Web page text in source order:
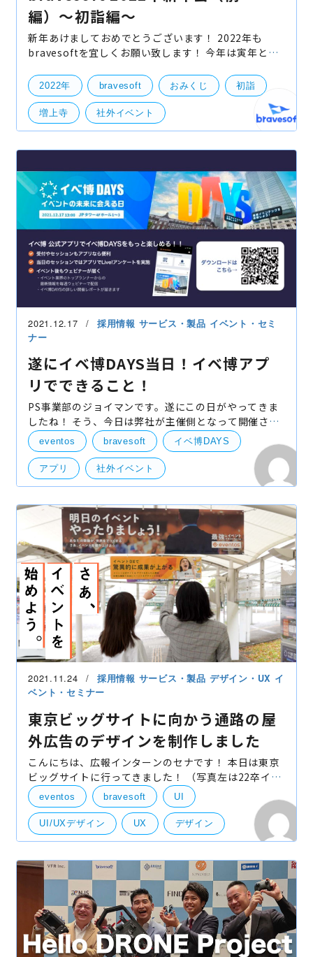
編）〜初詣編〜
新年あけましておめでとうございます！ 2022年も
bravesoftを宜しくお願い致します！ 今年は寅年とい
シーズンもSTART、本日仕事始めと言うことで一昨
年、昨年に
2022年 bravesoft おみくじ 初詣
増上寺 社外イベント
2021.12.17 採用情報 サービス・製品 イベント・セミ
ナー
遂にイベ博DAYS当日！イベ博アプ
リでできること！
PS事業部のジョイマンです。遂にこの日がやってきま
したね！ そう、今日は弊社が主催側となって開催され
るイベント『イベ博DAYS』の当日であります。 イベ博
DAYSに合わせて先日リリースした『イベ博アプリ』は
イン
eventos bravesoft イベ博DAYS
アプリ 社外イベント
2021.11.24 採用情報 サービス・製品 デザイン・UX イ
ベント・セミナー
東京ビッグサイトに向かう通路の屋
外広告のデザインを制作しました
こんにちは、広報インターンのセナです！ 本日は東京
ビッグサイトに行ってきました！ （写真左は22卒イン
ターンのオンちゃん） なんで東京ビッグサイトに来て
みたかというと… 実は、東京ビッグサイトがある国際
eventos bravesoft UI
UI/UXデザイン UX デザイン
社外イベント UI・UXデザイン